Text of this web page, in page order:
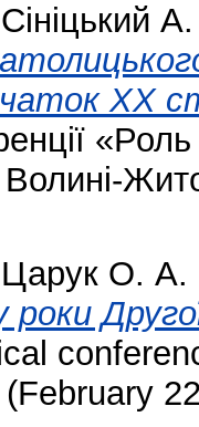
Сініцький
ХХ
Волині-
Царук О. А.
Другої